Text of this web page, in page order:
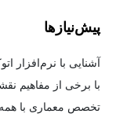
پیش‌نیاز‌ها
آشنایی با نرم‌افزار
با برخی از مفاهیم
تخصص معماری با